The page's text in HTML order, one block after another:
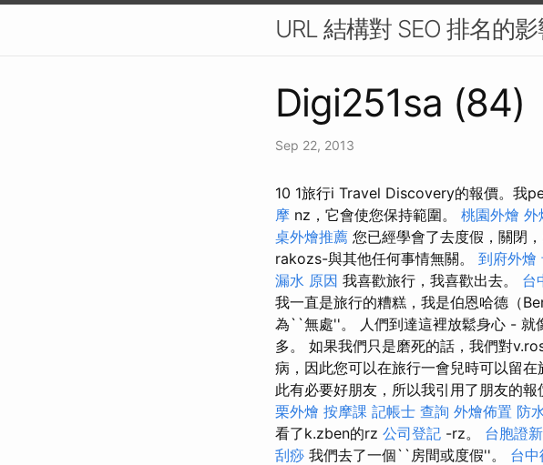
URL 結構對 SEO 排名的
Digi251sa (84)
Sep 22, 2013
10 1旅行i Travel Discovery的報價。我
摩 nz，它會使您保持範圍。 桃園外燴 外
桌外燴推薦 您已經學會了去度假，關閉
rakozs-與其他任何事情無關。 到府外燴
漏水 原因 我喜歡旅行，我喜歡出去。 台
我一直是旅行的糟糕，我是伯恩哈德（
為``無處''。 人們到達這裡放鬆身心 - 就
多。 如果我們只是磨死的話，我們對
病，因此您可以在旅行一會兒時可以留在
此有必要好朋友，所以我引用了朋友的
栗外燴 按摩課 記帳士 查詢 外燴佈置 防
看了k.zben的rz 公司登記 -rz。 台胞證
刮痧 我們去了一個``房間或度假''。 台